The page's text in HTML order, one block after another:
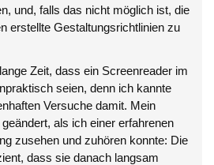
und, falls das nicht möglich ist, die
erstellte Gestaltungsrichtlinien zu
Zeit, dass ein Screenreader im
seien, denn ich kannte
Versuche damit. Mein
als ich einer erfahrenen
zusehen und zuhören konnte: Die
dass sie danach langsam